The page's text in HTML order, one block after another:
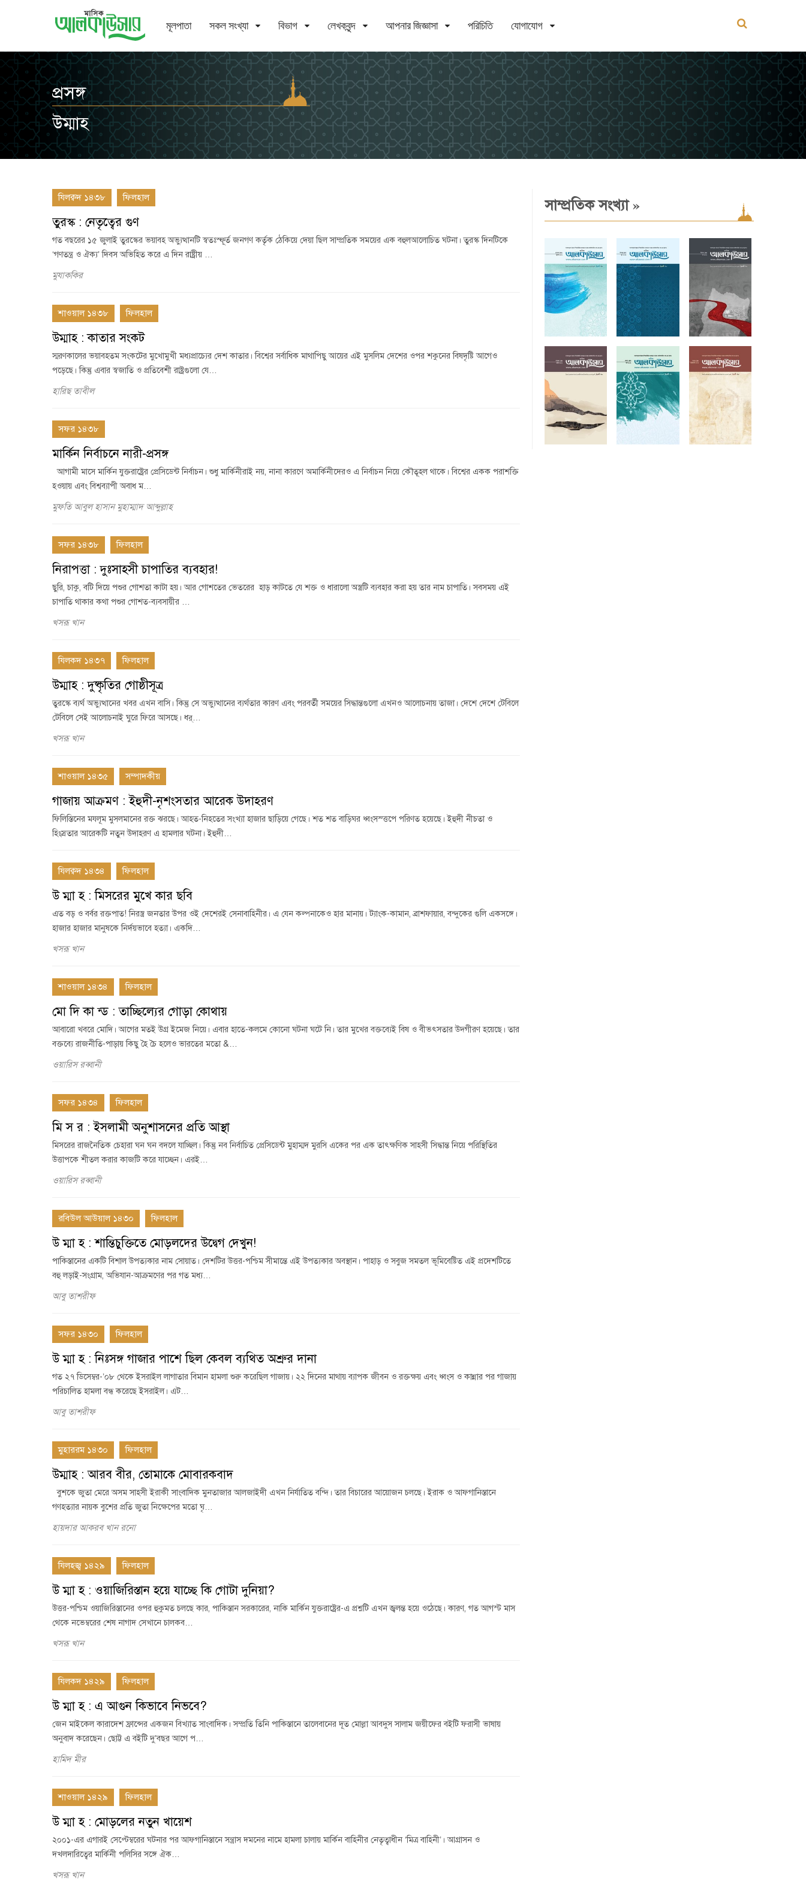
মূলপাতা সকল সংখ্যা বিভাগ লেখকবৃন্দ আপনার জিজ্ঞাসা পরিচিতি যোগাযোগ
প্রসঙ্গ
উম্মাহ
যিলক্বদ ১৪৩৮ ফিলহাল
তুরস্ক : নেতৃত্বের গুণ
গত বছরের ১৫ জুলাই তুরস্কের ভয়াবহ অভ্যুত্থানটি স্বতঃস্ফূর্ত জনগণ কর্তৃক ঠেকিয়ে দেয়া ছিল সাম্প্রতিক সময়ের এক বহুলআলোচিত ঘটনা। তুরস্ক দিনটিকে
‘গণতন্ত্র ও ঐক্য’ দিবস অভিহিত করে এ দিন রাষ্ট্রীয় …
মুযাককির
শাওয়াল ১৪৩৮ ফিলহাল
উম্মাহ : কাতার সংকট
স্মরণকালের ভয়াবহতম সংকটের মুখোমুখী মধ্যপ্রাচ্যের দেশ কাতার। বিশ্বের সর্বাধিক মাথাপিছু আয়ের এই মুসলিম দেশের ওপর শকুনের বিষদৃষ্টি আগেও
পড়েছে। কিন্তু এবার স্বজাতি ও প্রতিবেশী রাষ্ট্রগুলো যে…
হারিছ তাবীল
সফর ১৪৩৮
মার্কিন নির্বাচনে নারী-প্রসঙ্গ
আগামী মাসে মার্কিন যুক্তরাষ্ট্রের প্রেসিডেন্ট নির্বাচন। শুধু মার্কিনীরাই নয়, নানা কারণে অমার্কিনীদেরও এ নির্বাচন নিয়ে কৌতূহল থাকে। বিশ্বের একক পরাশক্তি
হওয়ায় এবং বিশ্বব্যাপী অবাধ ম…
মুফতি আবুল হাসান মুহাম্মাদ আব্দুল্লাহ
সফর ১৪৩৮ ফিলহাল
নিরাপত্তা : দুঃসাহসী চাপাতির ব্যবহার!
ছুরি, চাকু, বটি দিয়ে পশুর গোশতা কাটা হয়। আর গোশতের ভেতরের হাড় কাটতে যে শক্ত ও ধারালো অস্ত্রটি ব্যবহার করা হয় তার নাম চাপাতি। সবসময় এই
চাপাতি থাকার কথা পশুর গোশত-ব্যবসায়ীর …
খসরূ খান
যিলকদ ১৪৩৭ ফিলহাল
উম্মাহ : দুষ্কৃতির গোষ্ঠীসূত্র
তুরস্কে ব্যর্থ অভ্যুত্থানের খবর এখন বাসি। কিন্তু সে অভ্যুত্থানের ব্যর্থতার কারণ এবং পরবর্তী সময়ের সিদ্ধান্তগুলো এখনও আলোচনায় তাজা। দেশে দেশে টেবিলে
টেবিলে সেই আলোচনাই ঘুরে ফিরে আসছে। ধর্…
খসরূ খান
শাওয়াল ১৪৩৫ সম্পাদকীয়
গাজায় আক্রমণ : ইহুদী-নৃশংসতার আরেক উদাহরণ
ফিলিস্তিনের মযলূম মুসলমানের রক্ত ঝরছে। আহত-নিহতের সংখ্যা হাজার ছাড়িয়ে গেছে। শত শত বাড়িঘর ধ্বংসস্ত্তপে পরিণত হয়েছে। ইহুদী নীচতা ও
হিংস্রতার আরেকটি নতুন উদাহরণ এ হামলার ঘটনা। ইহুদী…
যিলক্বদ ১৪৩৪ ফিলহাল
উ ম্মা হ : মিসরের মুখে কার ছবি
এত বড় ও বর্বর রক্তপাত! নিরস্ত্র জনতার উপর ওই দেশেরই সেনাবাহিনীর। এ যেন কল্পনাকেও হার মানায়। ট্যাংক-কামান, ব্রাশফায়ার, বন্দুকের গুলি একসঙ্গে।
হাজার হাজার মানুষকে নির্দয়ভাবে হত্যা। একদি…
খসরূ খান
শাওয়াল ১৪৩৪ ফিলহাল
মো দি কা ন্ড : তাচ্ছিল্যের গোড়া কোথায়
আবারো খবরে মোদি। আগের মতই উগ্র ইমেজ নিয়ে। এবার হাতে-কলমে কোনো ঘটনা ঘটে নি। তার মুখের বক্তব্যেই বিষ ও বীভৎসতার উদ্গীরণ হয়েছে। তার
বক্তব্যে রাজনীতি-পাড়ায় কিছু হৈ চৈ হলেও ভারতের মতো &…
ওয়ারিস রব্বানী
সফর ১৪৩৪ ফিলহাল
মি স র : ইসলামী অনুশাসনের প্রতি আস্থা
মিসরের রাজনৈতিক চেহারা ঘন ঘন বদলে যাচ্ছিল। কিন্তু নব নির্বাচিত প্রেসিডেন্ট মুহাম্মদ মুরসি একের পর এক তাৎক্ষণিক সাহসী সিদ্ধান্ত নিয়ে পরিস্থিতির
উত্তাপকে শীতল করার কাজটি করে যাচ্ছেন। এরই…
ওয়ারিস রব্বানী
রবিউল আউয়াল ১৪৩০ ফিলহাল
উ ম্মা হ : শান্তিচুক্তিতে মোড়লদের উদ্বেগ দেখুন!
পাকিস্তানের একটি বিশাল উপত্যকার নাম সোয়াত। দেশটির উত্তর-পশ্চিম সীমান্তে এই উপত্যকার অবস্থান। পাহাড় ও সবুজ সমতল ভূমিবেষ্টিত এই প্রদেশটিতে
বহু লড়াই-সংগ্রাম, অভিযান-আক্রমণের পর গত মধ্য…
আবু তাশরীফ
সফর ১৪৩০ ফিলহাল
উ ম্মা হ : নিঃসঙ্গ গাজার পাশে ছিল কেবল ব্যথিত অশ্রুর দানা
গত ২৭ ডিসেম্বর-’০৮ থেকে ইসরাইল লাগাতার বিমান হামলা শুরু করেছিল গাজায়। ২২ দিনের মাথায় ব্যাপক জীবন ও রক্তক্ষয় এবং ধ্বংস ও কান্নার পর গাজায়
পরিচালিত হামলা বন্ধ করেছে ইসরাইল। এট…
আবু তাশরীফ
মুহাররম ১৪৩০ ফিলহাল
উম্মাহ : আরব বীর, তোমাকে মোবারকবাদ
বুশকে জুতা মেরে অসম সাহসী ইরাকী সাংবাদিক মুনতাজার আলজাইদী এখন নির্যাতিত বন্দি। তার বিচারের আয়োজন চলছে। ইরাক ও আফগানিস্তানে
গণহত্যার নায়ক বুশের প্রতি জুতা নিক্ষেপের মতো ঘৃ…
হায়দার আকরব খান রনো
যিলহজ্ব ১৪২৯ ফিলহাল
উ ম্মা হ : ওয়াজিরিস্তান হয়ে যাচ্ছে কি গোটা দুনিয়া?
উত্তর-পশ্চিম ওয়াজিরিস্তানের ওপর হুকুমত চলছে কার, পাকিস্তান সরকারের, নাকি মার্কিন যুক্তরাষ্ট্রের-এ প্রশ্নটি এখন জ্বলন্ত হয়ে ওঠেছে। কারণ, গত আগস্ট মাস
থেকে নভেম্বরের শেষ নাগাদ সেখানে চালকব…
খসরূ খান
যিলকদ ১৪২৯ ফিলহাল
উ ম্মা হ : এ আগুন কিভাবে নিভবে?
জেন মাইকেল কারাদেশ ফ্রান্সের একজন বিখ্যাত সাংবাদিক। সম্প্রতি তিনি পাকিস্তানে তালেবানের দূত মোল্লা আবদুস সালাম জয়ীফের বইটি ফরাসী ভাষায়
অনুবাদ করেছেন। ছোট্ট এ বইটি দু’বছর আগে প…
হামিদ মীর
শাওয়াল ১৪২৯ ফিলহাল
উ ম্মা হ : মোড়লের নতুন খায়েশ
২০০১-এর এগারই সেপ্টেম্বরের ঘটনার পর আফগানিস্তানে সন্ত্রাস দমনের নামে হামলা চালায় মার্কিন বাহিনীর নেতৃত্বাধীন ‘মিত্র বাহিনী’। আগ্রাসন ও
দখলদারিত্বের মার্কিনী পলিসির সঙ্গে ঐক…
খসরূ খান
সাম্প্রতিক সংখ্যা»